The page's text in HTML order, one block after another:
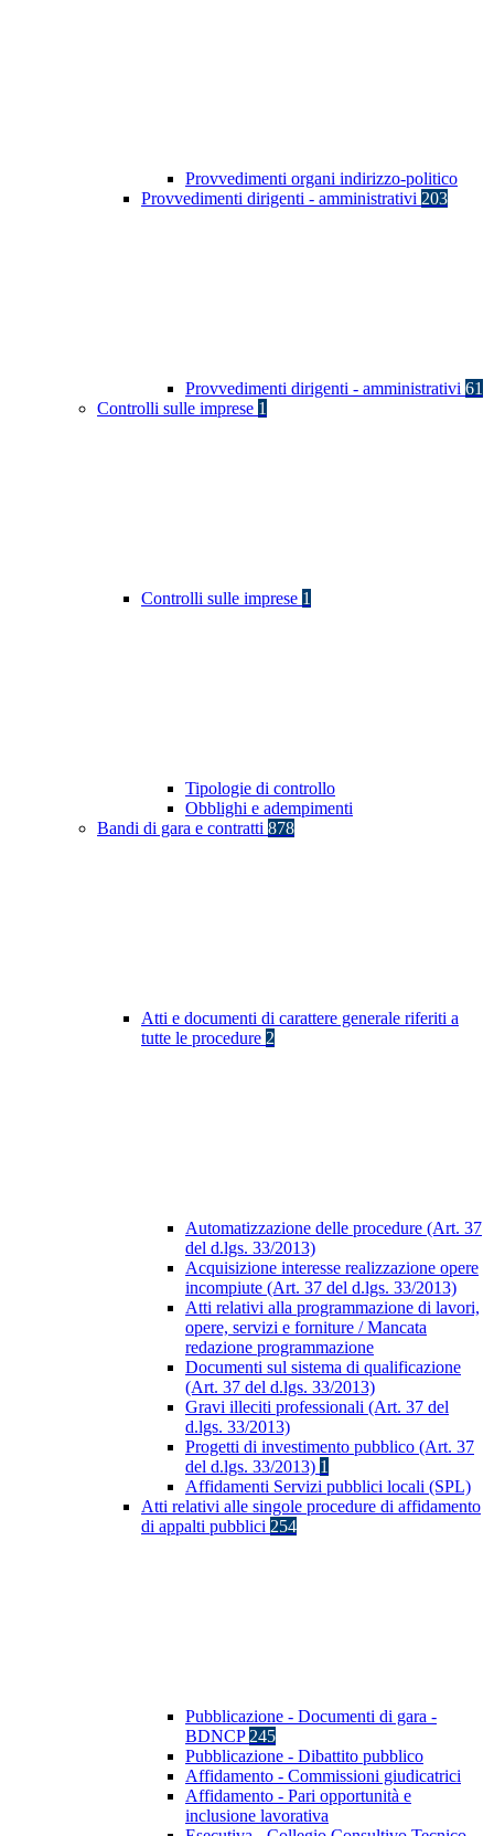
Provvedimenti organi indirizzo-politico
Provvedimenti dirigenti - amministrativi 203
Provvedimenti dirigenti - amministrativi 61
Controlli sulle imprese 1
Controlli sulle imprese 1
Tipologie di controllo
Obblighi e adempimenti
Bandi di gara e contratti 878
Atti e documenti di carattere generale riferiti a
tutte le procedure 2
Automatizzazione delle procedure (Art. 37
del d.lgs. 33/2013)
Acquisizione interesse realizzazione opere
incompiute (Art. 37 del d.lgs. 33/2013)
Atti relativi alla programmazione di lavori,
opere, servizi e forniture / Mancata
redazione programmazione
Documenti sul sistema di qualificazione
(Art. 37 del d.lgs. 33/2013)
Gravi illeciti professionali (Art. 37 del
d.lgs. 33/2013)
Progetti di investimento pubblico (Art. 37
del d.lgs. 33/2013) 1
Affidamenti Servizi pubblici locali (SPL)
Atti relativi alle singole procedure di affidamento
di appalti pubblici 254
Pubblicazione - Documenti di gara -
BDNCP 245
Pubblicazione - Dibattito pubblico
Affidamento - Commissioni giudicatrici
Affidamento - Pari opportunità e
inclusione lavorativa